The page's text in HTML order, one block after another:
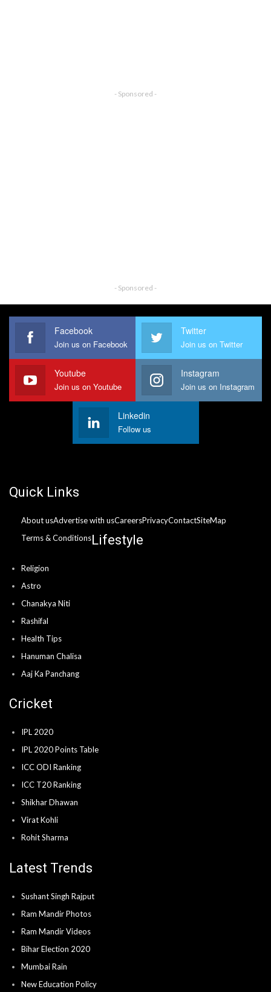
- Sponsored -
- Sponsored -
Facebook
Join us on Facebook
Twitter
Join us on Twitter
Youtube
Join us on Youtube
Instagram
Join us on Instagram
Linkedin
Follow us
Quick Links
About usAdvertise with usCareersPrivacyContactSiteMap
Terms & ConditionsLifestyle
Religion
Astro
Chanakya Niti
Rashifal
Health Tips
Hanuman Chalisa
Aaj Ka Panchang
Cricket
IPL 2020
IPL 2020 Points Table
ICC ODI Ranking
ICC T20 Ranking
Shikhar Dhawan
Virat Kohli
Rohit Sharma
Latest Trends
Sushant Singh Rajput
Ram Mandir Photos
Ram Mandir Videos
Bihar Election 2020
Mumbai Rain
New Education Policy